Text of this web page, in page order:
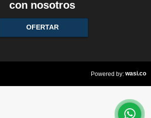
Oferte su inmueble
con nosotros
OFERTAR
Powered by: wasi.co